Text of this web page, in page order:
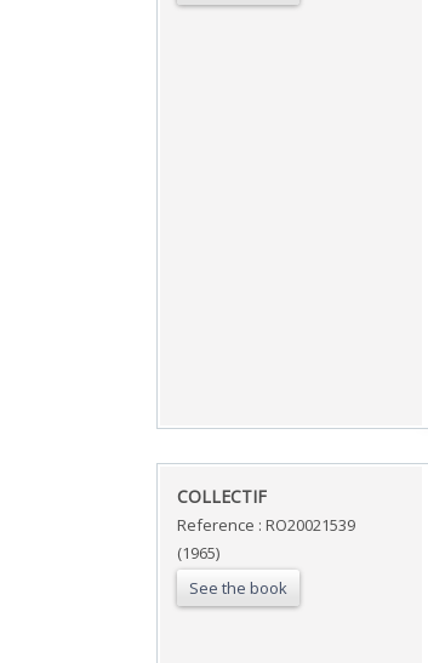
‎COLLECTIF‎
Reference : RO20021539
(1965)
See the book